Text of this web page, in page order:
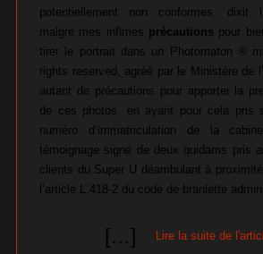
potentiellement non conformes, dixit
malgré mes infimes précautions pour
tirer le portrait dans un Photomaton ®
rights reserved, agréé par le Ministère de
autant de précautions pour apporter la
de ces photos, en ayant pour cela pris
numéro d’immatriculation de la
témoignage signé de deux quidams pris
clients du Super U déambulant à
l’article L.418-2 du code de branlette
[…] Lire la suite de